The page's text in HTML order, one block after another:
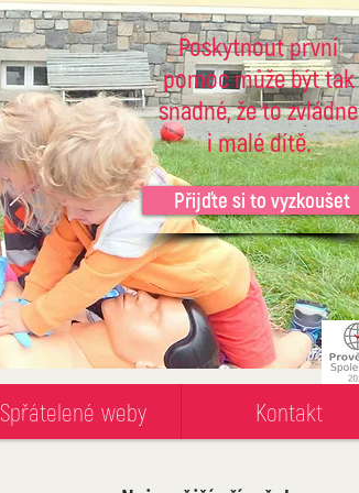
Poskytnout první
pomoc může být tak
snadné, že to zvládne
i malé dítě.
Přijďte si to vyzkoušet
Spřátelené weby Kontakt